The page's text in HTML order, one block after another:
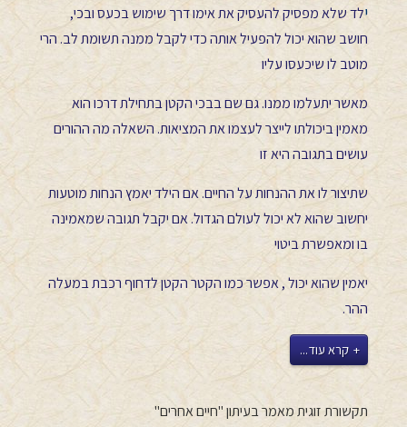
ילד שלא מפסיק להעסיק את אימו דרך שימוש בכעס ובכי,
חושב שהוא יכול להפעיל אותה כדי לקבל ממנה תשומת לב. הרי
מוטב לו שיכעסו עליו
מאשר יתעלמו ממנו. גם שם בבכי הקטן בתחילת דרכו הוא
מאמין ביכולתו לייצר לעצמו את המציאות. השאלה מה ההורים
עושים בתגובה היא זו
שתיצור לו את ההנחות על החיים. אם הילד יאמץ הנחות מוטעות
יחשוב שהוא לא יכול לעולם הגדול. אם יקבל תגובה שמאמינה
בו ומאפשרת ביטוי
יאמין שהוא יכול , אפשר כמו הקטר הקטן לדחוף רכבת במעלה
ההר.
קרא עוד...
תקשורת זוגית מאמר בעיתון "חיים אחרים"